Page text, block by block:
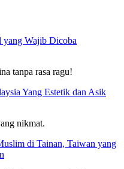
Wajib Dicoba
tanpa rasa ragu!
Yang Estetik dan Asik
nikmat.
di Tainan, Taiwan yang